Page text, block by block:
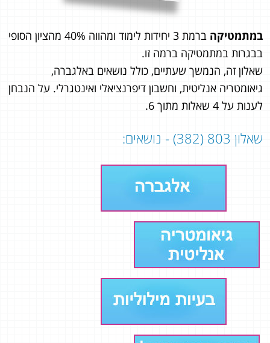
במתמטיקה
ברמת 3 יחידות לימוד ומהווה 40% מהציון הסופי
בבגרות במתמטיקה ברמה זו.
שאלון זה, הנמשך שעתיים, כולל נושאים באלגברה,
גיאומטריה אנליטית, וחשבון דיפרנציאלי ואינטגרלי. על הנבחן
לענות על 4 שאלות מתוך 6.
שאלון 803 (382) - נושאים: